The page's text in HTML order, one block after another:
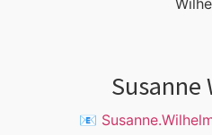
Susanne
📧